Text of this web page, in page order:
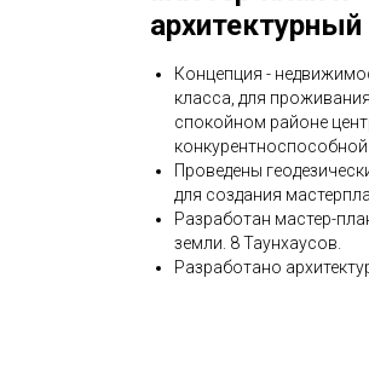
Концепция -
класса, для
спокойном районе
конкурентноспособной
Проведены
для создания
Разработан мастер-
земли. 8 Таунхаусов.
Разработано